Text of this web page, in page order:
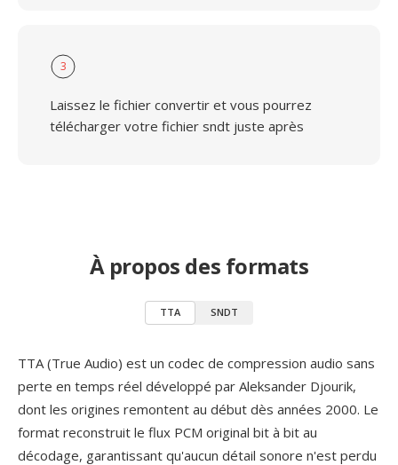
3
Laissez le fichier convertir et vous pourrez
télécharger votre fichier sndt juste après
À propos des formats
TTA SNDT
TTA (True Audio) est un codec de compression audio sans
perte en temps réel développé par Aleksander Djourik,
dont les origines remontent au début dès années 2000. Le
format reconstruit le flux PCM original bit à bit au
décodage, garantissant qu'aucun détail sonore n'est perdu